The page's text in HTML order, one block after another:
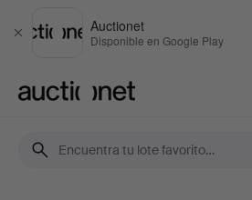
Cerrar
Auctionet
Disponible en Google Play